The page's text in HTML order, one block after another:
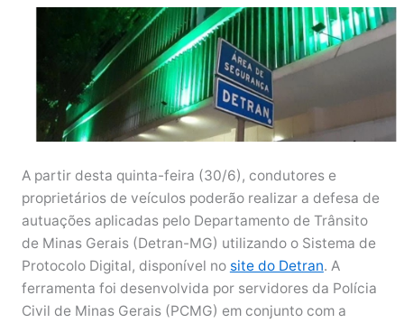
A partir desta quinta-feira (30/6), condutores e
proprietários de veículos poderão realizar a defesa de
autuações aplicadas pelo Departamento de Trânsito
de Minas Gerais (Detran-MG) utilizando o Sistema de
Protocolo Digital, disponível no site do Detran. A
ferramenta foi desenvolvida por servidores da Polícia
Civil de Minas Gerais (PCMG) em conjunto com a